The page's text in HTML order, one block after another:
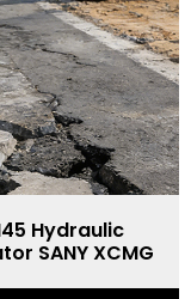
Hydraulic
SANY XCMG